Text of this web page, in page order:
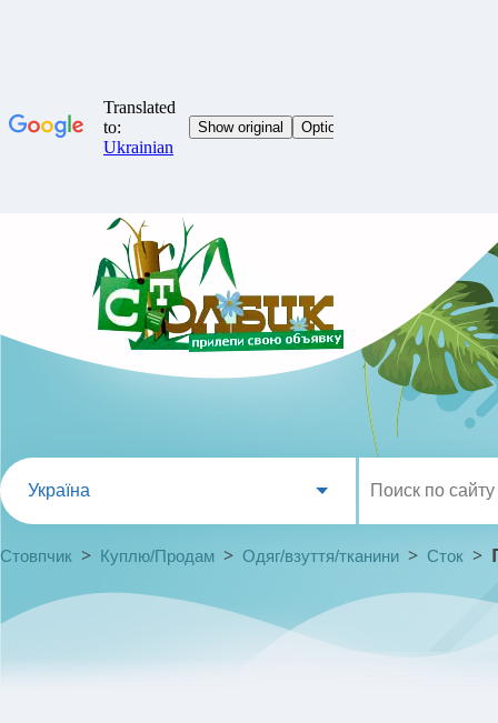
Україна
Стовпчик > Куплю/Продам > Одяг/взуття/тканини > Сток >